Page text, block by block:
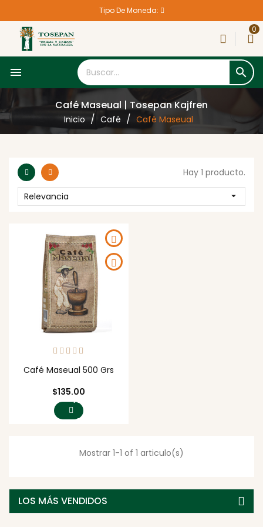
Tipo De Moneda:
0
 
Café Maseual | Tosepan Kajfren
Inicio Café Café Maseual
Hay 1 producto.
Relevancia 
Café Maseual 500 Grs
Precio
$135.00
AGREGAR
CARRITO
Mostrar 1-1 of 1 articulo(s)
LOS MÁS VENDIDOS